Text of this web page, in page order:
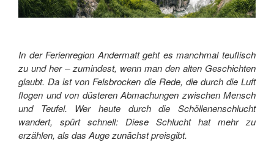
In der Ferienregion Andermatt geht es manchmal teuflisch
zu und her – zumindest, wenn man den alten Geschichten
glaubt. Da ist von Felsbrocken die Rede, die durch die Luft
flogen und von düsteren Abmachungen zwischen Mensch
und Teufel. Wer heute durch die Schöllenenschlucht
wandert, spürt schnell: Diese Schlucht hat mehr zu
erzählen, als das Auge zunächst preisgibt.